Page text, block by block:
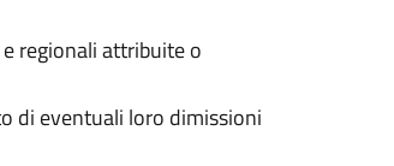
regionali attribuite o
di eventuali loro dimissioni